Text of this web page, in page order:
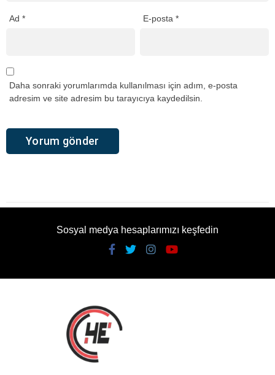
Ad * E-posta*
Daha sonraki yorumlarımda kullanılması için adım, e-posta
adresim ve site adresim bu tarayıcıya kaydedilsin.
Sosyal medya hesaplarımızı keşfedin